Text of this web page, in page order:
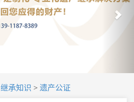
继承知识 > 遗产公证